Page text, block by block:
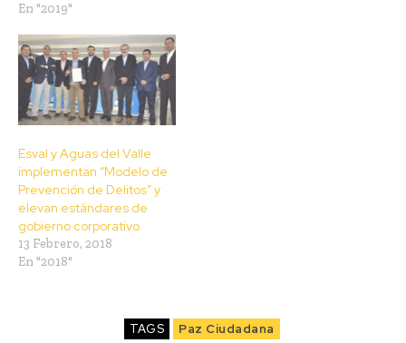
En "2019"
Esval y Aguas del Valle
implementan “Modelo de
Prevención de Delitos” y
elevan estándares de
gobierno corporativo
13 Febrero, 2018
En "2018"
TAGS Paz Ciudadana